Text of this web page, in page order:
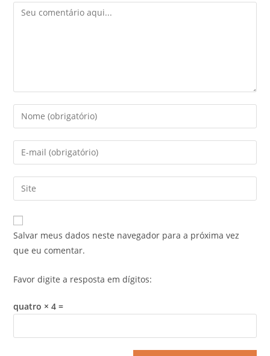
Salvar meus dados neste navegador para a próxima vez
que eu comentar.
Favor digite a resposta em dígitos:
quatro × 4 =